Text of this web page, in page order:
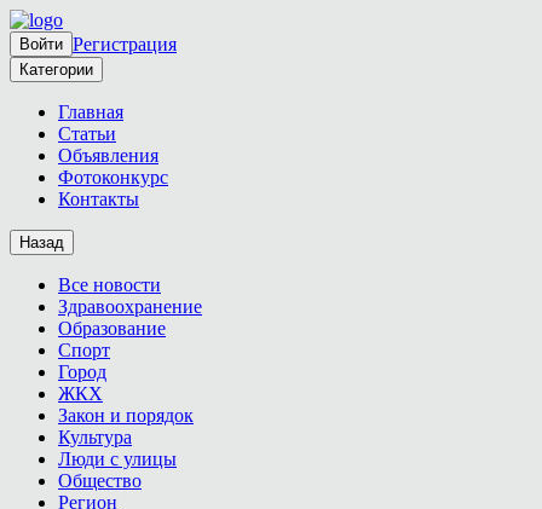
Войти Регистрация
Категории
Главная
Статьи
Объявления
Фотоконкурс
Контакты
Назад
Все новости
Здравоохранение
Образование
Спорт
Город
ЖКХ
Закон и порядок
Культура
Люди с улицы
Общество
Регион